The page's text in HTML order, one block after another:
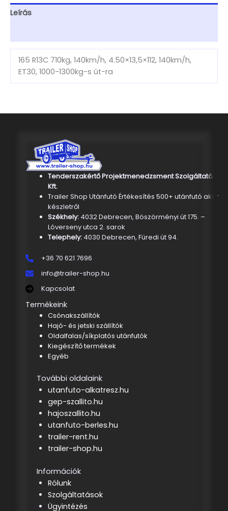
s
út-
Leírás
165 R13C 710kg, 140km/h, 4.50×13,5×112, 140km/h,
ET30, 1000-1300kg-s út-ra
Tenderszakértő Projektmenedzsment Szolgáltató
Kft.
Trailer Shop Utánfutó Értékesítés 500+ utánfutó akár
készletről
Székhely: 4032 Debrecen, Böszörményi út 175. –
Lóverseny utca 2. sarok
Telephely:4030 Debrecen, Füredi út 94.
+36 70 621 7696
info@trailer-shop.hu
Kapcsolat
Termékeink
Csónakszállítók
Hajó- és jetski szállítók
Oldalfalas/síkplatós utánfutók
Kiegészítő termékek
Egyéb
További oldalaink
utanfuto-alkatresz.hu
gep-szallito.hu
hajoszallito.hu
utanfuto-berles.hu
trailer-rent.hu
trailer-shop.hu
Információk
Rólunk
Szolgáltatások
Ügyintézés